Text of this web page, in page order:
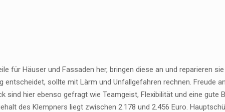
für Häuser und Fassaden her, bringen diese an und reparieren
entscheidet, sollte mit Lärm und Unfallgefahren rechnen. Freude
sind hier ebenso gefragt wie Teamgeist, Flexibilität und eine gute
des Klempners liegt zwischen 2.178 und 2.456 Euro.